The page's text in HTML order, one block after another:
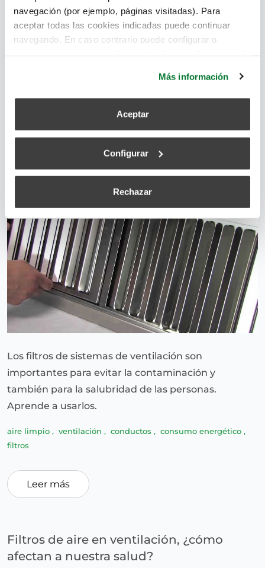
navegación (por ejemplo, páginas visitadas). Para
aceptar todas las cookies indicadas puede continuar
navegando. En caso contrario puede configurar o
Más información
Aceptar
Configurar
Rechazar
aire limpio contaminación , calidad del aire ,
sistema de ventilación
filtros húmedos
Filtros de sistemas de ventilación:
superadmin
Los filtros de sistemas de ventilación son
importantes para evitar la contaminación y
también para la salubridad de las personas.
Aprende a usarlos.
aire limpio , ventilación , conductos , consumo energético ,
filtros
Leer más
Filtros de aire en ventilación, ¿cómo
afectan a nuestra salud?